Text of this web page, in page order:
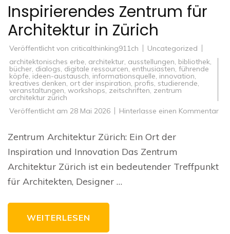
Inspirierendes Zentrum für
Architektur in Zürich
Veröffentlicht von criticalthinking911ch
Uncategorized
architektonisches erbe, architektur, ausstellungen, bibliothek,
bücher, dialogs, digitale ressourcen, enthusiasten, führende
köpfe, ideen-austausch, informationsquelle, innovation,
kreatives denken, ort der inspiration, profis, studierende,
veranstaltungen, workshops, zeitschriften, zentrum
architektur zürich
Veröffentlicht am 28 Mai 2026 Hinterlasse einen Kommentarzu
Zentrum Architektur Zürich: Ein Ort der
Inspiration und Innovation Das Zentrum
Architektur Zürich ist ein bedeutender Treffpunkt
für Architekten, Designer …
WEITERLESEN